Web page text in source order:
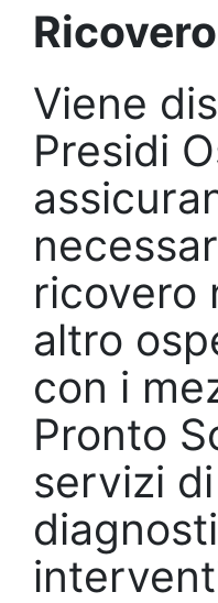
Viene
Presidi
ricovero
altro
con i
Pronto
servizi